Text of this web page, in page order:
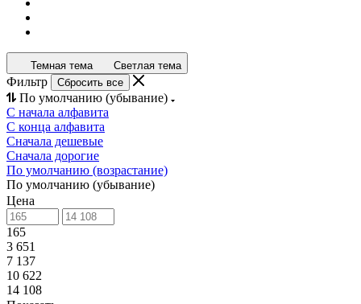
Темная тема Светлая тема
Фильтр Сбросить все
По умолчанию (убывание)
С начала алфавита
С конца алфавита
Сначала дешевые
Сначала дорогие
По умолчанию (возрастание)
По умолчанию (убывание)
Цена
165
3 651
7 137
10 622
14 108